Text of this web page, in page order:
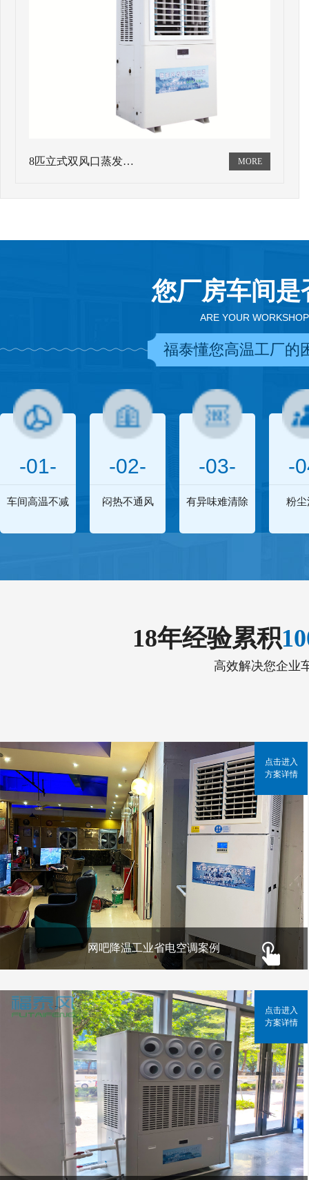
8匹立式双风口蒸发…
您厂房车间
ARE YOUR
福泰懂您高温工厂的
-01-
车间高温不减
-02-
闷热不通风
-03-
有异味难清除
-
粉尘
18年经验累积
高效解决您企业
网吧降温工业省电空调案例
点击进入
方案详情
点击进入
方案详情